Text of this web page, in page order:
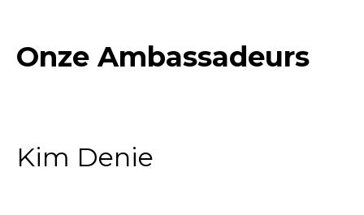
Onze Ambassadeurs
Kim Denie